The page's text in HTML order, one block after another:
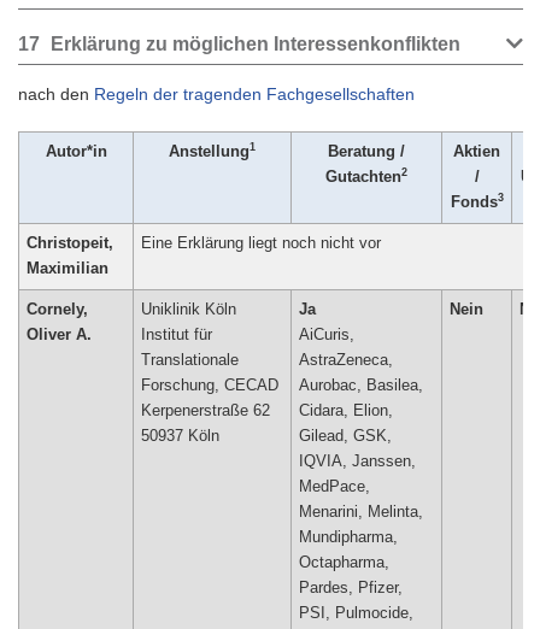
17 Erklärung zu möglichen Interessenkonflikten
nach den Regeln der tragenden Fachgesellschaften
Autor*in Anstellung1
Beratung /
Gutachten2
Aktien
/
Fonds3
Christopeit,
Maximilian
Eine Erklärung liegt noch nicht vor
Cornely,
Oliver A.
Uniklinik Köln
Institut für
Translationale
Forschung, CECAD
Kerpenerstraße 62
50937 Köln
Ja
AiCuris,
AstraZeneca,
Aurobac, Basilea,
Cidara, Elion,
Gilead, GSK,
IQVIA, Janssen,
MedPace,
Menarini, Melinta,
Mundipharma,
Octapharma,
Pardes, Pfizer,
PSI, Pulmocide,
Nein